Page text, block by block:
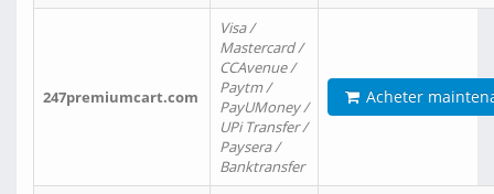
247premiumcart.com
Visa /
Mastercard /
CCAvenue /
Paytm /
PayUMoney /
UPi Transfer /
Paysera /
Banktransfer
Acheter